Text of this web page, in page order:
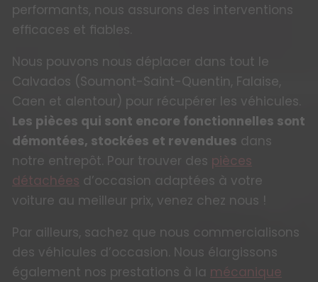
performants, nous assurons des interventions
efficaces et fiables.
Nous pouvons nous déplacer dans tout le
Calvados (Soumont-Saint-Quentin, Falaise,
Caen et alentour) pour récupérer les véhicules.
Les pièces qui sont encore fonctionnelles sont
démontées, stockées et revendues dans
notre entrepôt. Pour trouver des pièces
détachées d’occasion adaptées à votre
voiture au meilleur prix, venez chez nous !
Par ailleurs, sachez que nous commercialisons
des véhicules d’occasion. Nous élargissons
également nos prestations à la mécanique